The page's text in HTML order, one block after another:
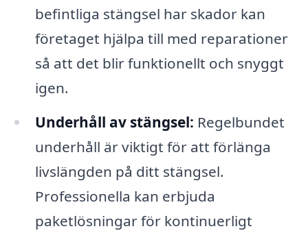
befintliga stängsel har skador kan
företaget hjälpa till med reparationer
så att det blir funktionellt och snyggt
igen.
Underhåll av stängsel: Regelbundet
underhåll är viktigt för att förlänga
livslängden på ditt stängsel.
Professionella kan erbjuda
paketlösningar för kontinuerligt